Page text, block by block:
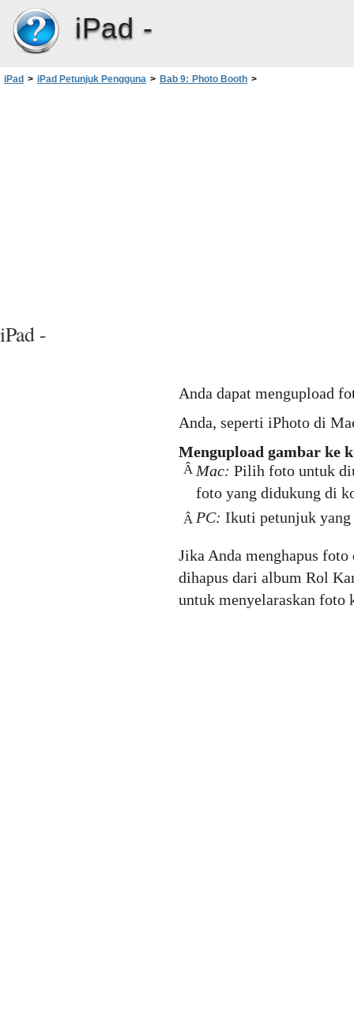
iPad -
iPad > iPad Petunjuk Pengguna > Bab 9: Photo Booth >
iPad -
Anda dapat mengupload
Anda, seperti iPhoto di
Mengupload gambar ke
Â Mac: Pilih foto untuk
foto yang didukung di
Â PC: Ikuti petunjuk yang
Jika Anda menghapus
dihapus dari album Rol
untuk menyelaraskan foto